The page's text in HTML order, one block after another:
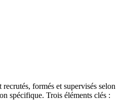
formés et supervisés selon
spécifique. Trois éléments clés :